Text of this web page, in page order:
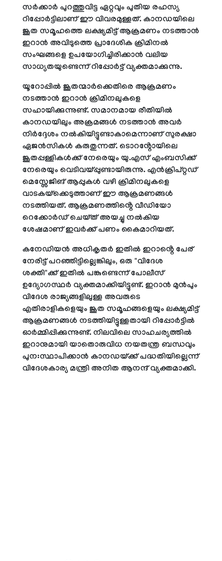
സർക്കാർ പുറത്തുവിട്ട ഏറ്റവും പുതിയ രഹസ്യ
റിപ്പോർട്ടിലാണ് ഈ വിവരമുള്ളത്. കാനഡയിലെ
ജൂത സമൂഹത്തെ ലക്ഷ്യമിട്ട് ആക്രമണം നടത്താൻ
ഇറാൻ അവിടുത്തെ പ്രാദേശിക ക്രിമിനൽ
സംഘങ്ങളെ ഉപയോഗിച്ചിരിക്കാൻ വലിയ
സാധ്യതയുണ്ടെന്ന് റിപ്പോർട്ട് വ്യക്തമാക്കുന്നു.
യൂറോപ്പിൽ ജൂതന്മാർക്കെതിരെ ആക്രമണം
നടത്താൻ ഇറാൻ ക്രിമിനലുകളെ
സഹായിക്കുന്നുണ്ട്. സമാനമായ രീതിയിൽ
കാനഡയിലും അക്രമങ്ങൾ നടത്താൻ അവർ
നിർദ്ദേശം നൽകിയിട്ടുണ്ടാകാമെന്നാണ് സുരക്ഷാ
ഏജൻസികൾ കരുതുന്നത്. ടൊറൻ്റോയിലെ
ജൂതപ്പള്ളികൾക്ക് നേരെയും യു.എസ് എംബസിക്ക്
നേരെയും വെടിവയ്പ്പുണ്ടായിരുന്നു. എൻക്രിപ്റ്റഡ്
മെസ്സേജിങ് ആപ്പുകൾ വഴി ക്രിമിനലുകളെ
വാടകയ്‌ക്കെടുത്താണ് ഈ ആക്രമണങ്ങൾ
നടത്തിയത്. ആക്രമണത്തിൻ്റെ വീഡിയോ
റെക്കോർഡ് ചെയ്ത് അയച്ചു നൽകിയ
ശേഷമാണ് ഇവർക്ക് പണം കൈമാറിയത്.
കനേഡിയൻ അധികൃതർ ഇതിൽ ഇറാൻ്റെ പേര്
നേരിട്ട് പറഞ്ഞിട്ടില്ലെങ്കിലും, ഒരു "വിദേശ
ശക്തി"ക്ക് ഇതിൽ പങ്കുണ്ടെന്ന് പോലീസ്
ഉദ്യോഗസ്ഥർ വ്യക്തമാക്കിയിട്ടുണ്ട്. ഇറാൻ മുൻപും
വിദേശ രാജ്യങ്ങളിലുള്ള അവരുടെ
എതിരാളികളെയും ജൂത സമൂഹങ്ങളെയും ലക്ഷ്യമിട്ട്
ആക്രമണങ്ങൾ നടത്തിയിട്ടുള്ളതായി റിപ്പോർട്ടിൽ
ഓർമ്മിപ്പിക്കുന്നുണ്ട്. നിലവിലെ സാഹചര്യത്തിൽ
ഇറാനുമായി യാതൊരുവിധ നയതന്ത്ര ബന്ധവും
പുനഃസ്ഥാപിക്കാൻ കാനഡയ്ക്ക് പദ്ധതിയില്ലെന്ന്
വിദേശകാര്യ മന്ത്രി അനിത ആനന്ദ് വ്യക്തമാക്കി.